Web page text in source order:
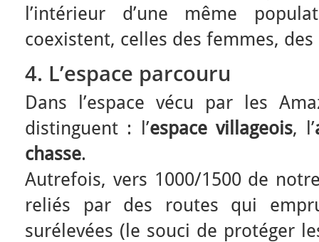
l’intérieur d’une même
coexistent, celles des femmes,
4. L’espace parcouru
Dans l’espace vécu par les
distinguent : l’espace villageois, l’
chasse.
Autrefois, vers 1000/1500 de
reliés par des routes qui
surélevées (le souci de protéger